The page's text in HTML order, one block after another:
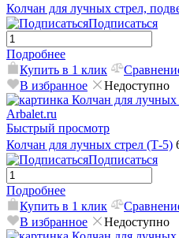
Колчан для лучных стрел,
Подписаться
Подробнее
Купить в 1 клик
В избранное
Недоступно
Быстрый просмотр
Колчан для лучных стрел (Т-5)
Подписаться
Подробнее
Купить в 1 клик
В избранное
Недоступно